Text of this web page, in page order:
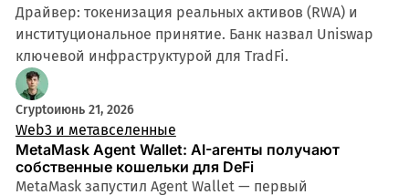
Драйвер: токенизация реальных активов (RWA) и
институциональное принятие. Банк назвал Uniswap
ключевой инфраструктурой для TradFi.
Cryptoиюнь 21, 2026
Web3 и метавселенные
MetaMask Agent Wallet: AI-агенты получают
собственные кошельки для DeFi
MetaMask запустил Agent Wallet — первый